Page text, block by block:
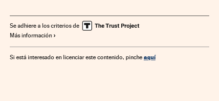
Administración Estado Partidos políticos
Comunicaciones Comercio Energía España
Se adhiere a los criterios de
Más información
Si está interesado en licenciar este contenido, pinche aquí